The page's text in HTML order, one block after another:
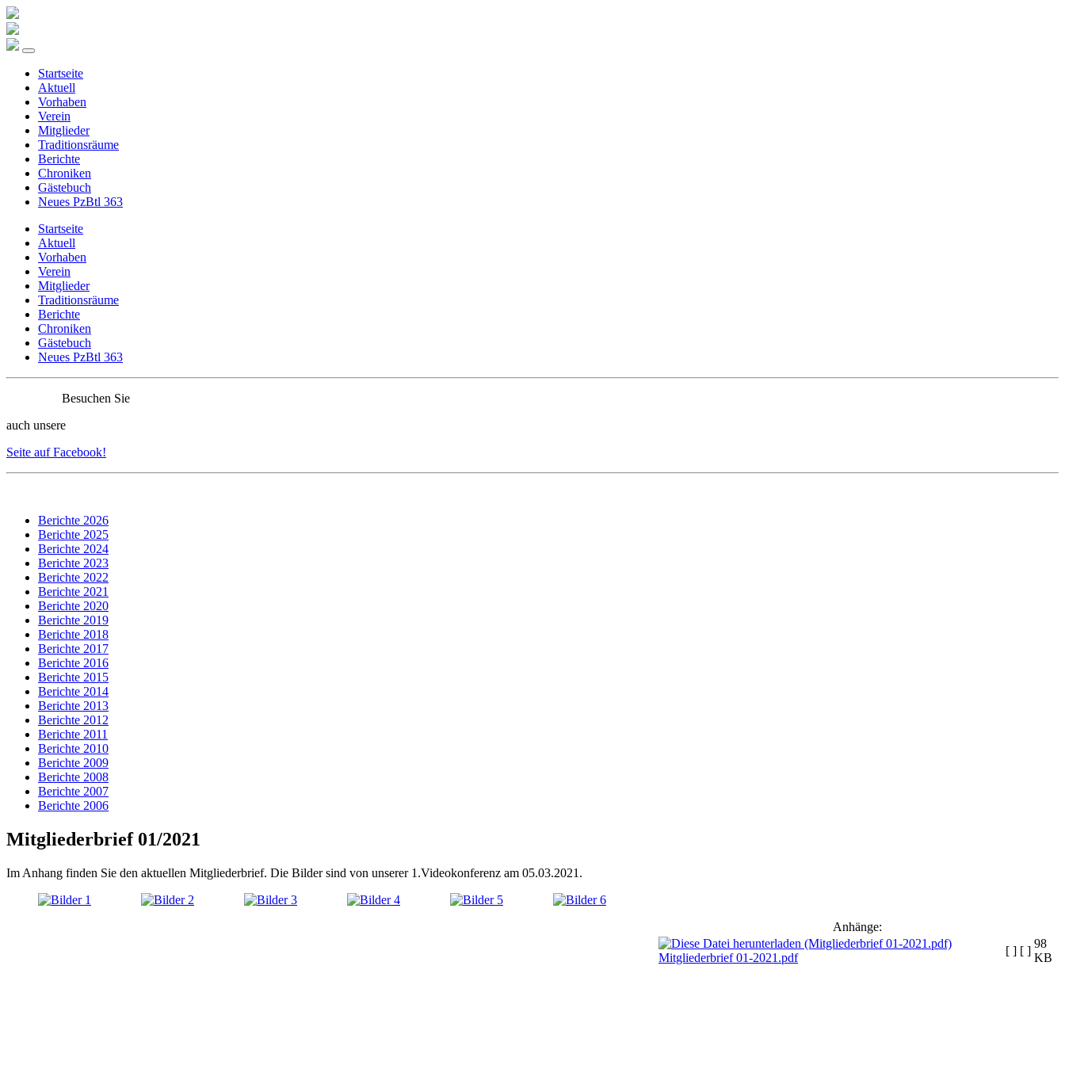
Startseite
Aktuell
Vorhaben
Verein
Mitglieder
Traditionsräume
Berichte
Chroniken
Gästebuch
Neues PzBtl 363
Startseite
Aktuell
Vorhaben
Verein
Mitglieder
Traditionsräume
Berichte
Chroniken
Gästebuch
Neues PzBtl 363
Besuchen Sie
auch unsere
Seite auf Facebook!
Berichte 2026
Berichte 2025
Berichte 2024
Berichte 2023
Berichte 2022
Berichte 2021
Berichte 2020
Berichte 2019
Berichte 2018
Berichte 2017
Berichte 2016
Berichte 2015
Berichte 2014
Berichte 2013
Berichte 2012
Berichte 2011
Berichte 2010
Berichte 2009
Berichte 2008
Berichte 2007
Berichte 2006
Mitgliederbrief 01/2021
Im Anhang finden Sie den aktuellen Mitgliederbrief. Die Bilder sind von unserer 1.Videokonferenz am 05.03.2021.
Anhänge:
Mitgliederbrief 01-2021.pdf
[ ] [ ]
98
KB